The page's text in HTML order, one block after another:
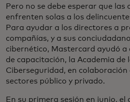
Pero no se debe esperar que las
enfrenten solas a los
Para ayudar a los directores a
compañías, y a sus
cibernético, Mastercard ayudó
de capacitación, la Academia de
Ciberseguridad, en colaboración
sectores público y privado.
En su primera sesión en junio, el